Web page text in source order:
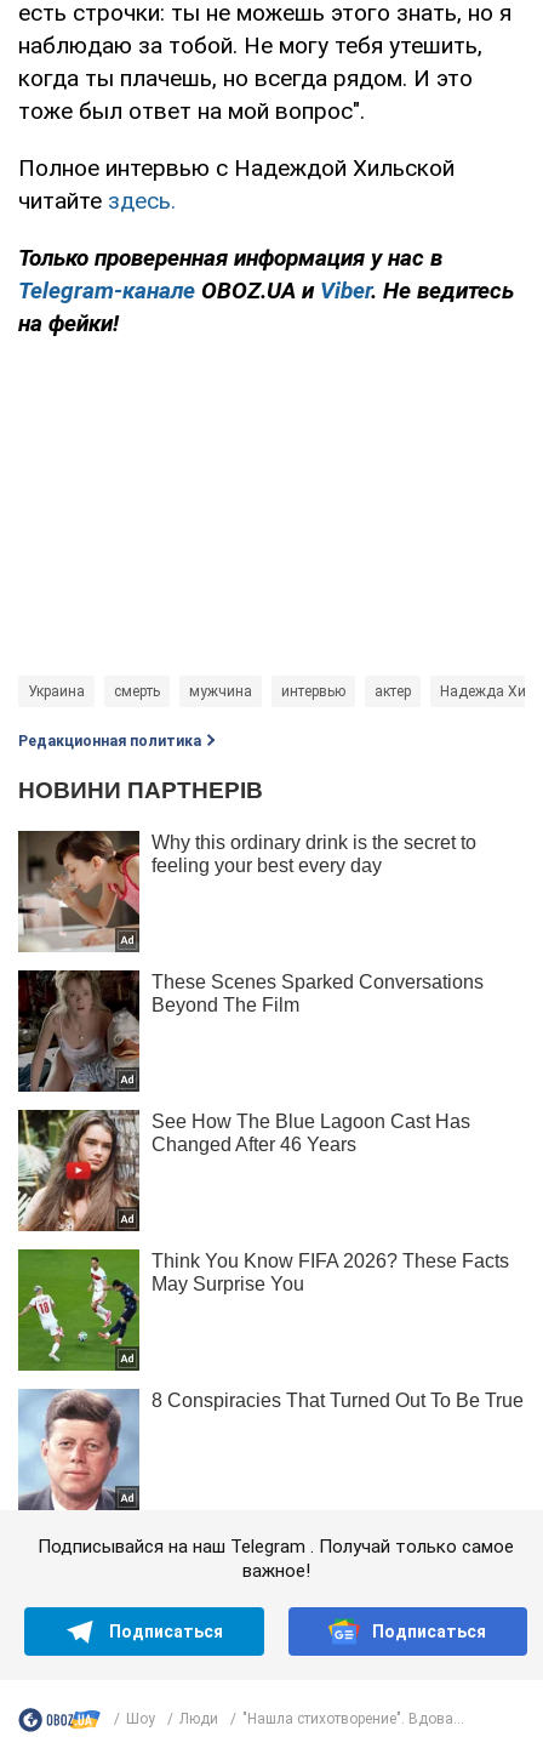
есть строчки: ты не можешь этого знать, но я
наблюдаю за тобой. Не могу тебя утешить,
когда ты плачешь, но всегда рядом. И это
тоже был ответ на мой вопрос".
Полное интервью с Надеждой Хильской
читайте здесь.
Только проверенная информация у нас в
Telegram-канале OBOZ.UA и Viber. Не ведитесь
на фейки!
Украина смерть мужчина интервью актер Надежда
Редакционная политика
Подписывайся на наш Telegram . Получай только самое
важное!
Подписаться Подписаться
Шоу Люди "Нашла стихотворение". Вдова...